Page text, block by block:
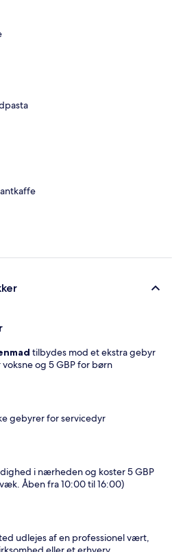
tilbydes mod et ekstra gebyr
voksne og 5 GBP for børn
gebyrer for servicedyr
i nærheden og koster 5 GBP
Åben fra 10:00 til 16:00)
udlejes af en professionel vært,